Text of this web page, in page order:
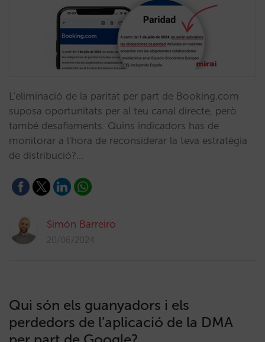
L'eliminació de la paritat per part de Booking.com
suposa oportunitats per al teu canal directe, però
també desafiaments. Quins indicadors has de
monitorar a l'hora de reconsiderar la teva estratègia
de distribució?…
Simón Barreiro
20/06/2024
Qui són els guanyadors i els
perdedors de l’aplicació de la DMA